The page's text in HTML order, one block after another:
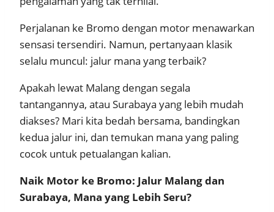
Perjalanan ke Bromo dengan motor menawarkan
sensasi tersendiri. Namun, pertanyaan klasik
selalu muncul: jalur mana yang terbaik?
Apakah lewat Malang dengan segala
tantangannya, atau Surabaya yang lebih mudah
diakses? Mari kita bedah bersama, bandingkan
kedua jalur ini, dan temukan mana yang paling
cocok untuk petualangan kalian.
Naik Motor ke Bromo: Jalur Malang dan
Surabaya, Mana yang Lebih Seru?